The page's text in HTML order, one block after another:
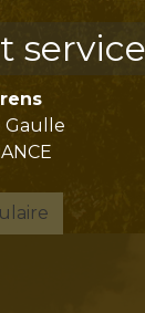
Gaulle